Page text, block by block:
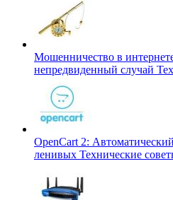
Мошенничество в
непредвиденный случай
OpenCart 2:
ленивых Технические